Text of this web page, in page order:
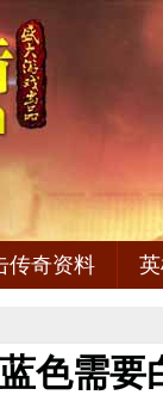
传奇资料
色需要